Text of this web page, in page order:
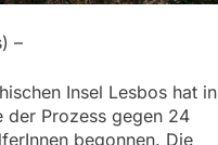
–
Insel Lesbos hat in
der Prozess gegen 24
begonnen. Die